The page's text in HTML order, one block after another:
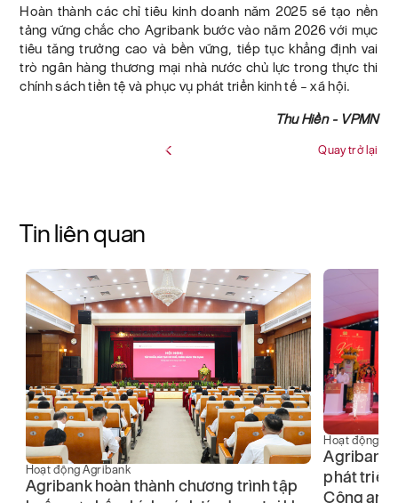
Hoàn thành các chỉ tiêu kinh doanh năm 2025 sẽ tạo nền
tảng vững chắc cho Agribank bước vào năm 2026 với mục
tiêu tăng trưởng cao và bền vững, tiếp tục khẳng định vai
trò ngân hàng thương mại nhà nước chủ lực trong thực thi
chính sách tiền tệ và phục vụ phát triển kinh tế – xã hội.
Thu Hiền - VPMN
Quay trở lại
Tin liên quan
Hoạt động Agribank
Agribank hoàn thành chương trình tập
Hoạt động
Agribank
phát triển
Công an